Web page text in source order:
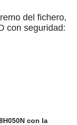
del fichero,
con seguridad:
con la